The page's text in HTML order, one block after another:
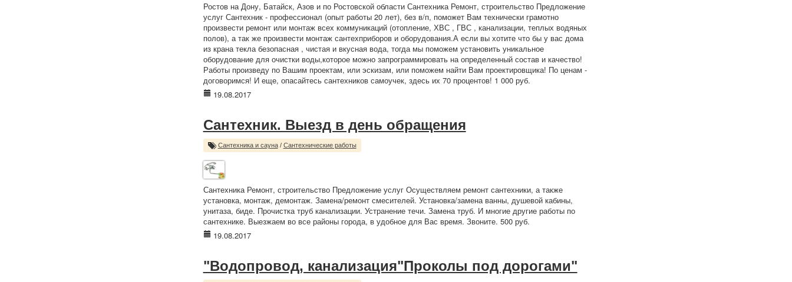
Ростов на Дону, Батайск, Азов и по Ростовской области Сантехника Ремонт, строительство Предложение
услуг Сантехник - профессионал (опыт работы 20 лет), без в/п, поможет Вам технически грамотно
произвести ремонт или монтаж всех коммуникаций (отопление, ХВС , ГВС , канализации, теплых водяных
полов), а так же произвести монтаж сантехприборов и оборудования.А если вы хотите что бы у вас дома
из крана текла безопасная , чистая и вкусная вода, тогда мы поможем установить уникальное
оборудование для очистки воды,которое можно запрограммировать на определенный состав и качество!
Работы произведу по Вашим проектам, или эскизам, или поможем найти Вам проектировщика! По ценам -
договоримся! И еще, опасайтесь сантехников самоучек, здесь их 70 процентов! 1 000 руб.
19.08.2017
Сантехник. Выезд в день обращения
Сантехника и сауна/ Сантехнические работы
Сантехника Ремонт, строительство Предложение услуг Осуществляем ремонт сантехники, а также
установка, монтаж, демонтаж. Замена/ремонт смесителей. Установка/замена ванны, душевой кабины,
унитаза, биде. Прочистка труб канализации. Устранение течи. Замена труб. И многие другие работы по
сантехнике. Выезжаем во все районы города, в удобное для Вас время. Звоните. 500 руб.
19.08.2017
"Водопровод, канализация"Проколы под дорогами"